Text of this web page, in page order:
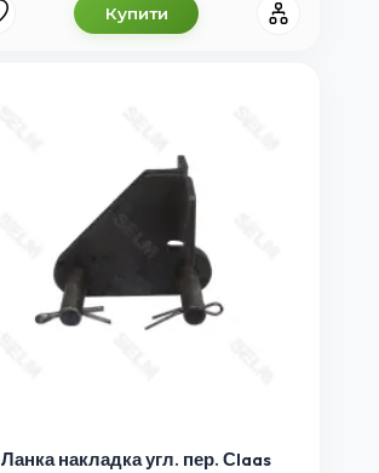
Купити
Ланка накладка угл. пер. Сlaas